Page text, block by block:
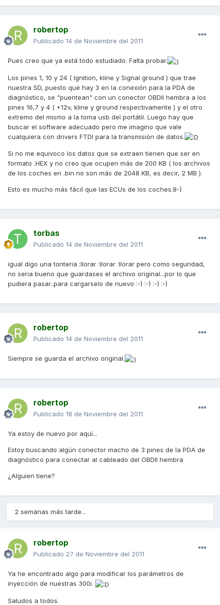
robertop
Publicado 14 de Noviembre del 2011
Pues creo que ya está todo estudiado. Falta probar.
Los pines 1, 10 y 24 ( Ignition, kline y Signal ground ) que trae
nuestra SD, puesto que hay 3 en la conexión para la PDA de
diagnóstico, se "puentean" con un conector OBDII hembra a los
pines 16,7 y 4 ( +12v, kline y ground respectivamente ) y el otro
extremo del mismo a la toma usb del portátil. Luego hay que
buscar el software adecuado pero me imagino que vale
cualquiera con drivers FTDI para la transmisión de datos.
Si no me equivoco los datos que se extraen tienen que ser en
formato .HEX y no creo que ocupen más de 200 KB ( los archivos
de los coches en .bin no son más de 2048 KB, es decir, 2 MB ).
Esto es mucho más fácil que las ECUs de los coches.8-)
torbas
Publicado 14 de Noviembre del 2011
igual digo una tonteria :llorar :llorar :llorar pero como seguridad,
no seria bueno que guardases el archivo original...por lo que
pudiera pasar..para cargarselo de nuevo :-) :-) :-) :-)
robertop
Publicado 14 de Noviembre del 2011
Siempre se guarda el archivo original.
robertop
Publicado 18 de Noviembre del 2011
Ya estoy de nuevo por aquí...
Estoy buscando algún conector macho de 3 pines de la PDA de
diagnóstico para conectar al cableado del OBDII hembra.
¿Alguien tiene?
2 semanas más tarde...
robertop
Publicado 27 de Noviembre del 2011
Ya he encontrado algo para modificar los parámetros de
inyección de nuestras 300i.
Saludos a todos.